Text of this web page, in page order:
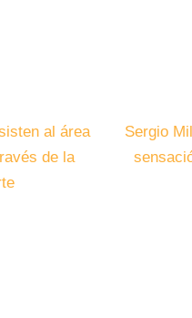
al área
de la
Sergio